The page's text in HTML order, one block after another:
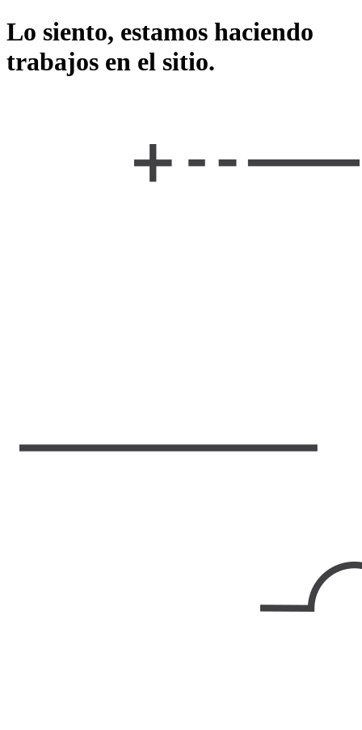
Lo siento, estamos haciendo
trabajos en el sitio.